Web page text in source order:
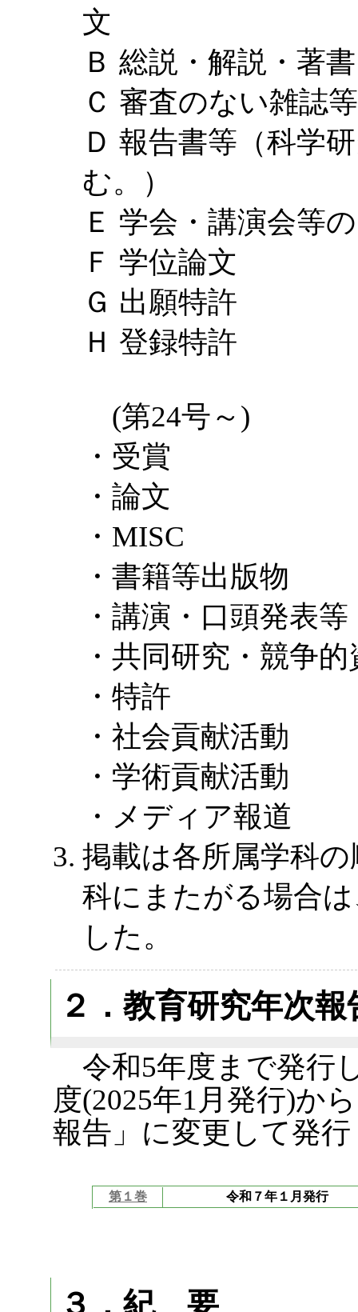
文
Ｂ 総説・解説・著
Ｃ 審査のない雑誌
Ｄ 報告書等（科学
む。）
Ｅ 学会・講演会等
Ｆ 学位論文
Ｇ 出願特許
Ｈ 登録特許
(第24号～)
・受賞
・論文
・MISC
・書籍等出版物
・講演・口頭発表等
・共同研究・競争
・特許
・社会貢献活動
・学術貢献活動
・メディア報道
掲載は各所属学科
科にまたがる場合
した。
２．教育研究年次報
令和5年度まで発行
度(2025年1月発行)か
報告」に変更して発行
第１巻 令和７年１月発行
３．紀 要